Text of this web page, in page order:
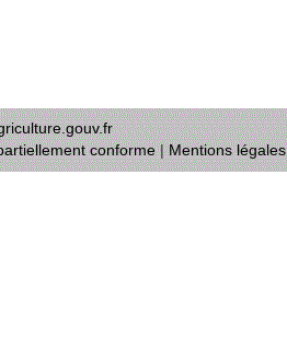
conforme|Mentions légales